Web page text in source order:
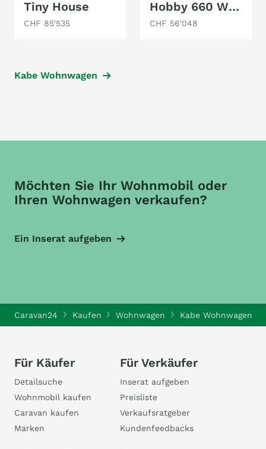
Tiny House
CHF 85'535
Hobby 660 WQM MAXIA
CHF 56'048
Kabe Wohnwagen
Möchten Sie Ihr Wohnmobil oder
Ihren Wohnwagen verkaufen?
Ein Inserat aufgeben
Caravan24 Kaufen Wohnwagen Kabe Wohnwagen
Für Käufer
Detailsuche
Wohnmobil kaufen
Caravan kaufen
Marken
Für Verkäufer
Inserat aufgeben
Preisliste
Verkaufsratgeber
Kundenfeedbacks